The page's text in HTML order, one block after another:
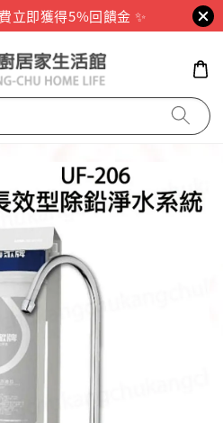
立即獲得5%回饋金 ✨